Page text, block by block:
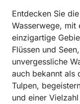
Entdecken Sie
Wasserwege, mit
einzigartige
Flüssen und
unvergessliche
auch bekannt als
Tulpen,
und einer